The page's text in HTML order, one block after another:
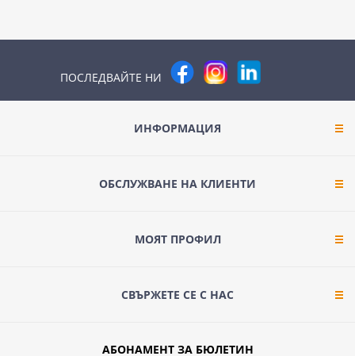
ПОСЛЕДВАЙТЕ НИ
ИНФОРМАЦИЯ
ОБСЛУЖВАНЕ НА КЛИЕНТИ
МОЯТ ПРОФИЛ
СВЪРЖЕТЕ СЕ С НАС
АБОНАМЕНТ ЗА БЮЛЕТИН